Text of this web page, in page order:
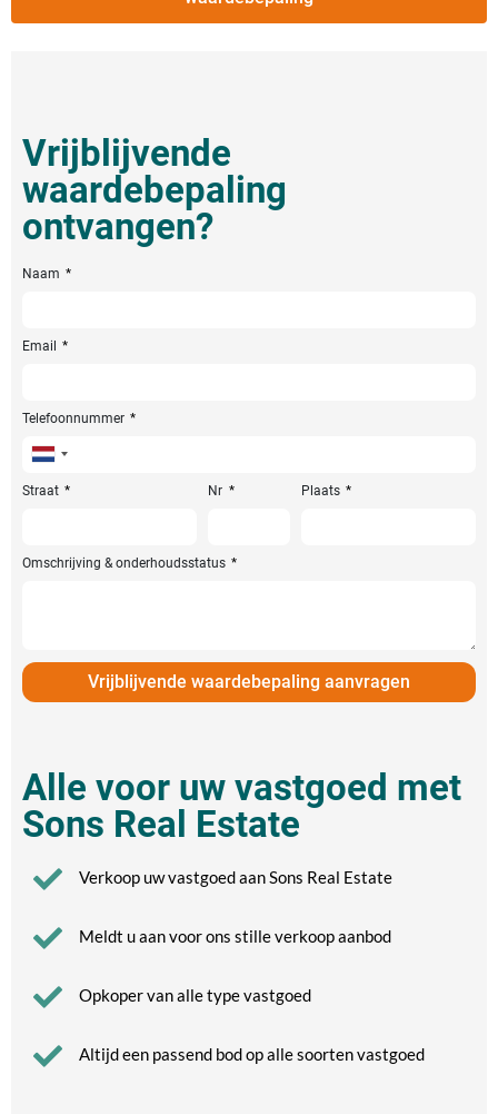
Vrijblijvende
waardebepaling
ontvangen?
Naam
Email
Telefoonnummer
Netherlands
+31
Straat Nr Plaats
Omschrijving & onderhoudsstatus
Vrijblijvende waardebepaling aanvragen
Alle voor uw vastgoed met
Sons Real Estate
Verkoop uw vastgoed aan Sons Real Estate
Meldt u aan voor ons stille verkoop aanbod
Opkoper van alle type vastgoed
Altijd een passend bod op alle soorten vastgoed